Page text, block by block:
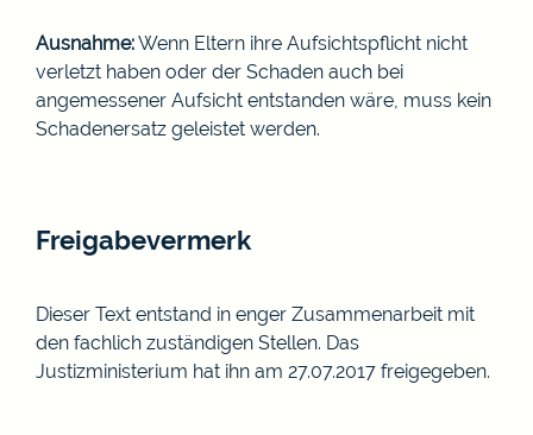
Ausnahme:Wenn Eltern ihre Aufsichtspflicht nicht
verletzt haben oder der Schaden auch bei
angemessener Aufsicht entstanden wäre, muss kein
Schadenersatz geleistet werden.
Freigabevermerk
Dieser Text entstand in enger Zusammenarbeit mit
den fachlich zuständigen Stellen. Das
Justizministerium hat ihn am 27.07.2017 freigegeben.